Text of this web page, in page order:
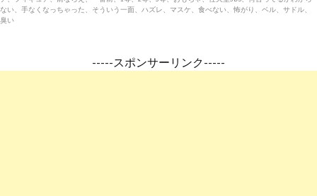
ない、手なくなっちゃった、そういう一面、ハズレ、マスケ、食べない、怖がり、ベル、サドル、
臭い
-----スポンサーリンク-----